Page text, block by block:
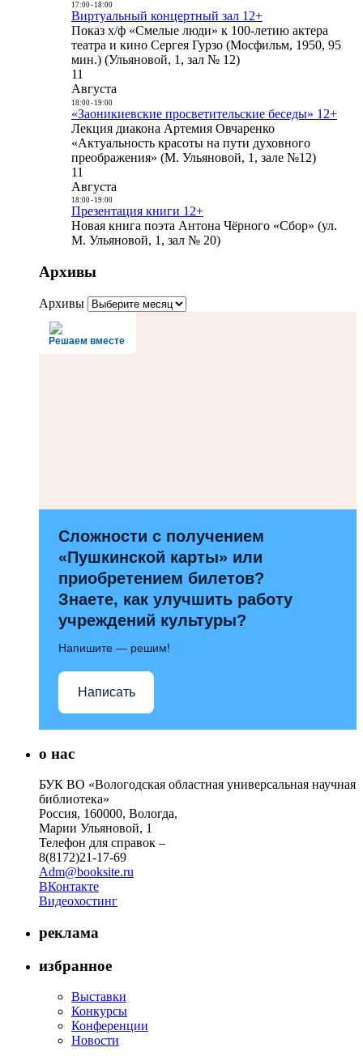
17:00- 18:00
Виртуальный концертный зал 12+
Показ х/ф «Смелые люди» к 100-летию актера
театра и кино Сергея Гурзо (Мосфильм, 1950, 95
мин.) (Ульяновой, 1, зал № 12)
11
Августа
18:00- 19:00
«Заоникиевские просветительские беседы» 12+
Лекция диакона Артемия Овчаренко
«Актуальность красоты на пути духовного
преображения» (М. Ульяновой, 1, зале №12)
11
Августа
18:00- 19:00
Презентация книги 12+
Новая книга поэта Антона Чёрного «Сбор» (ул.
М. Ульяновой, 1, зал № 20)
Архивы
Архивы
Решаем вместе
Сложности с получением
«Пушкинской карты» или
приобретением билетов?
Знаете, как улучшить работу
учреждений культуры?
Напишите — решим!
Написать
о нас
БУК ВО «Вологодская областная универсальная научная
библиотека»
Россия, 160000, Вологда,
Марии Ульяновой, 1
Телефон для справок –
8(8172)21-17-69
Adm@booksite.ru
ВКонтакте
Видеохостинг
реклама
избранное
Выставки
Конкурсы
Конференции
Новости